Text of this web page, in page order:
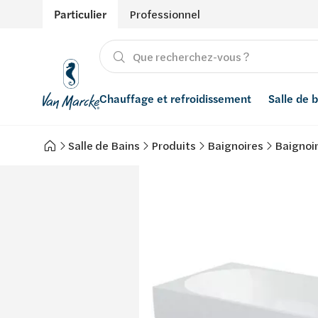
Particulier Professionnel
Chauffage et refroidissement
Chauffage
Salle de
Produits
Énergies renouvelables
Adoucisseurs d’eau
Salle de Bains Produits Baignoires